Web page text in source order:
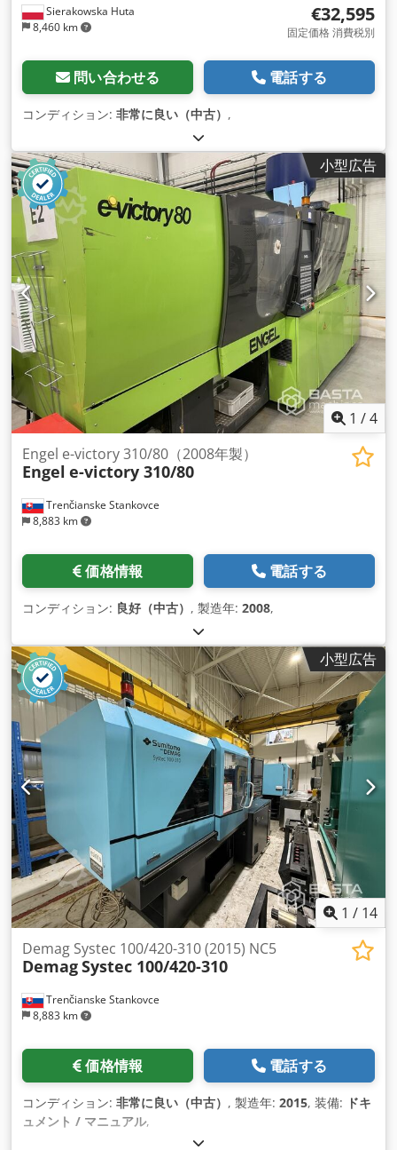
Sierakowska Huta
8,460 km
€32,595
固定価格 消費税別
問い合わせる 電話する
コンディション: 非常に良い（中古） ,
小型広告
1 /4
Trenčianske Stankovce
8,883 km
Engel e-victory 310/80（2008年製）
Engel e-victory 310/80
価格情報 電話する
コンディション: 良好（中古） , 製造年: 2008,
小型広告
1 / 14
Trenčianske Stankovce
8,883 km
Demag Systec 100/420-310 (2015) NC5
DemagSystec 100/420-310
価格情報 電話する
コンディション: 非常に良い（中古） , 製造年: 2015, 装備: ドキ
ュメント / マニュアル,